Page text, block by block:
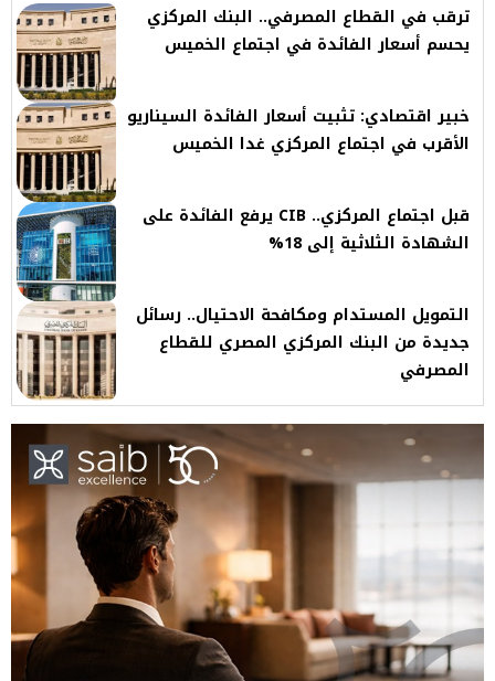
ترقب في القطاع المصرفي.. البنك المركزي
يحسم أسعار الفائدة في اجتماع الخميس
خبير اقتصادي: تثبيت أسعار الفائدة السيناريو
الأقرب في اجتماع المركزي غدا الخميس
قبل اجتماع المركزي.. CIB يرفع الفائدة على
الشهادة الثلاثية إلى 18%
التمويل المستدام ومكافحة الاحتيال.. رسائل
جديدة من البنك المركزي المصري للقطاع
المصرفي